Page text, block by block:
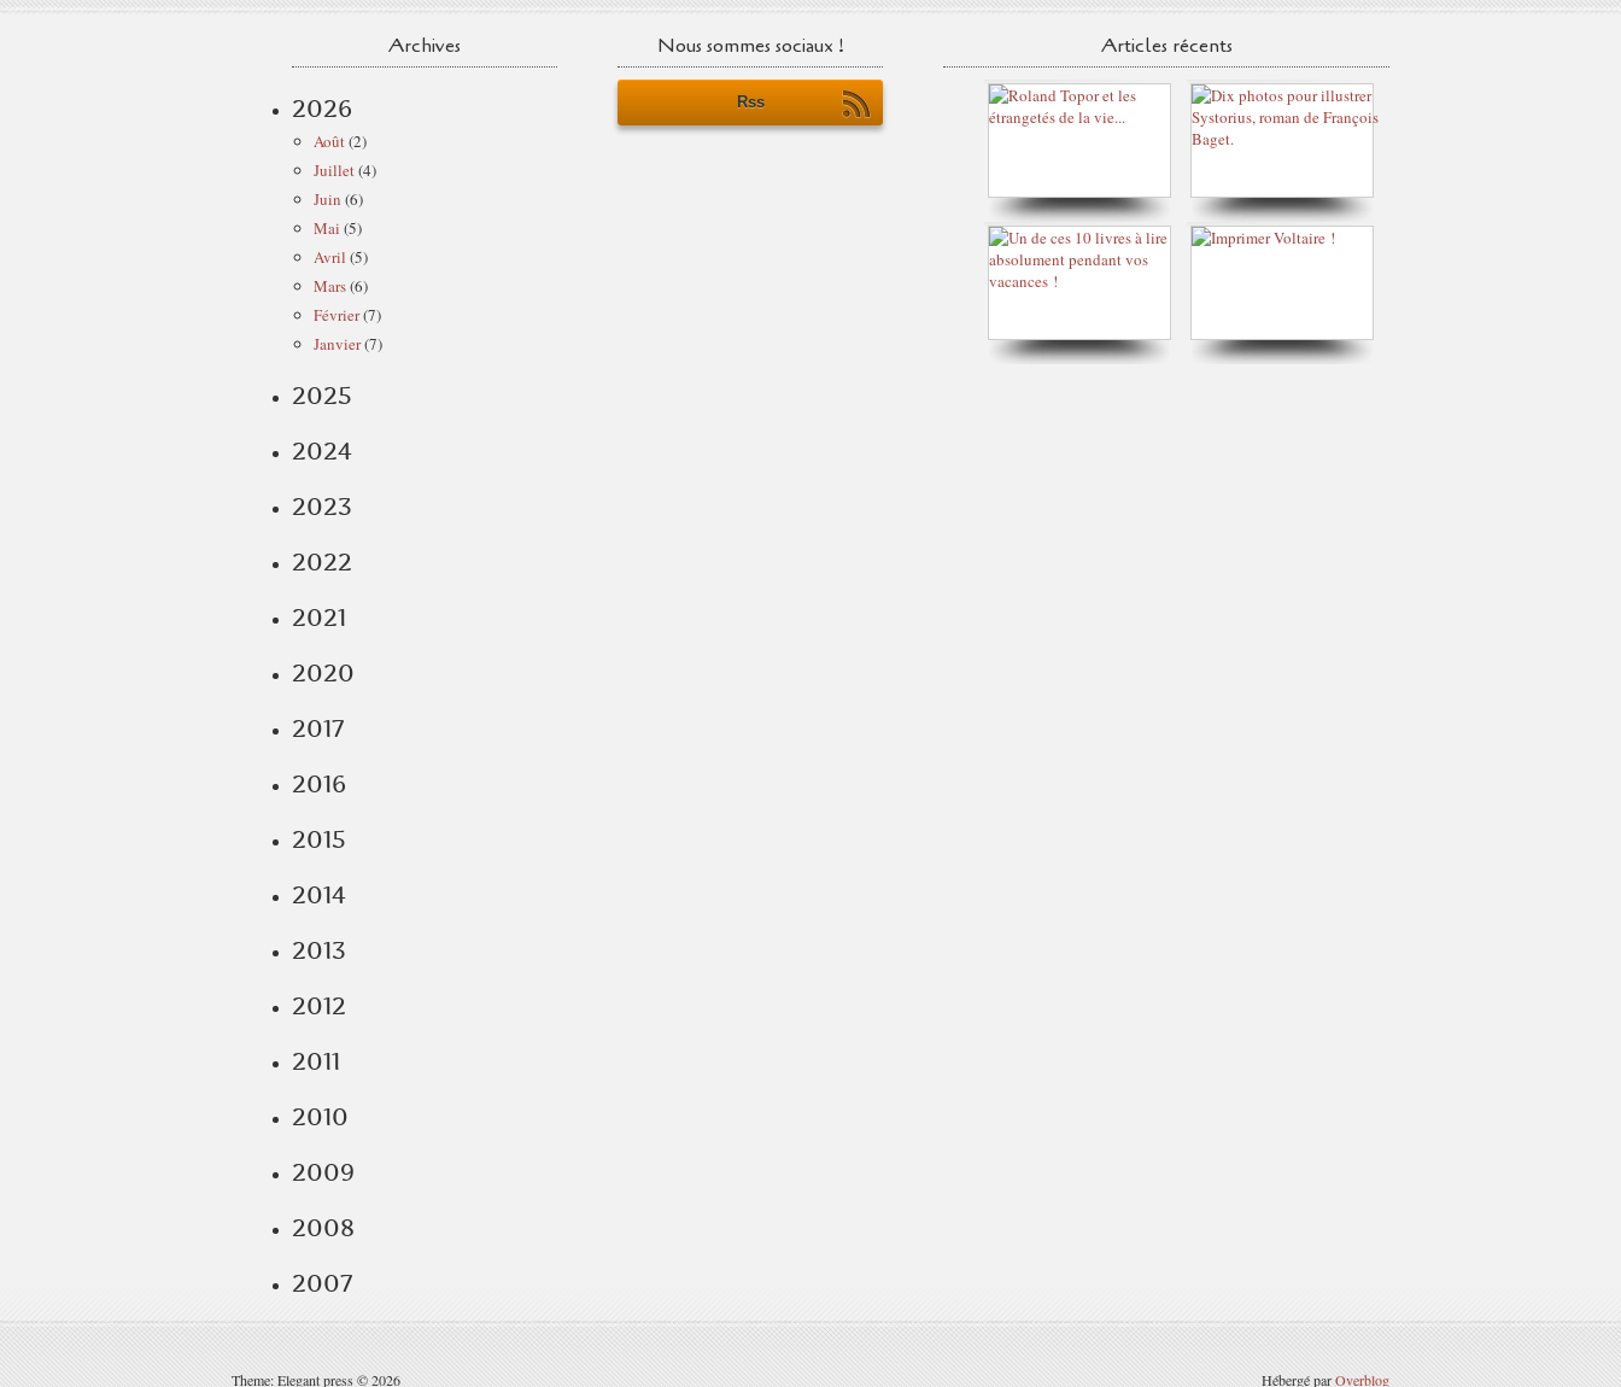
Archives
2026
Août(2)
Juillet(4)
Juin (6)
Mai (5)
Avril (5)
Mars(6)
Février(7)
Janvier(7)
2025
2024
2023
2022
2021
2020
2017
2016
2015
2014
2013
2012
2011
2010
2009
2008
2007
Nous sommes sociaux !
Rss
Articles récents
Theme: Elegant press © 2026 Hébergé parOverblog